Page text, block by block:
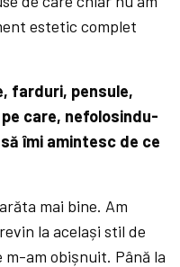
estetic complet
farduri, pensule,
care, nefolosindu-
îmi amintesc de ce
mai bine. Am
la același stil de
am obișnuit. Până la